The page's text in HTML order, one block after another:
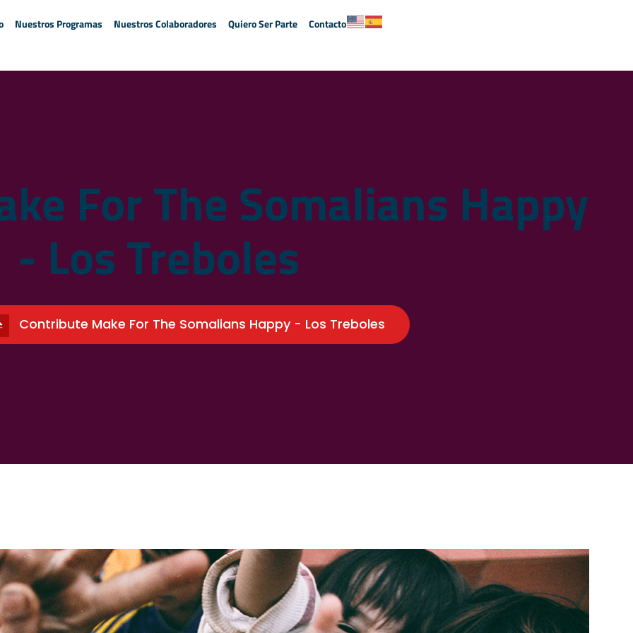
Nuestros Programas Nuestros Colaboradores Quiero Ser Parte Contacto
For The Somalians Happy
- Los Treboles
Contribute Make For The Somalians Happy - Los Treboles